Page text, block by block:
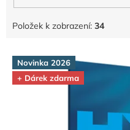
Položek k zobrazení: 34
V
p
Novinka 2026
+ Dárek zdarma